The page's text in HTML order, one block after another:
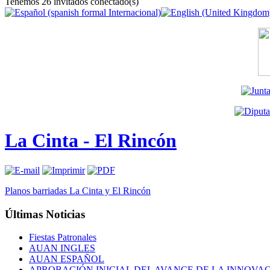
La Cinta - El Rincón
Planos barriadas La Cinta y El Rincón
Últimas Noticias
Fiestas Patronales
AUAN INGLES
AUAN ESPAÑOL